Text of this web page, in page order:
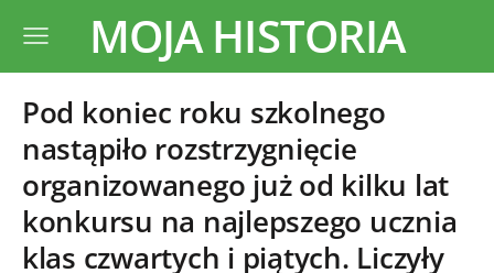
MOJA HISTORIA
Pod koniec roku szkolnego
nastąpiło rozstrzygnięcie
organizowanego już od kilku lat
konkursu na najlepszego ucznia
klas czwartych i piątych. Liczyły